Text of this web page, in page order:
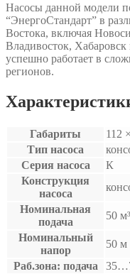
Насосы данной модели
“ЭнергоСтандарт” в
Востока, включая
Владивосток,
успешно работает в
регионов.
Габариты
112
Тип насоса
Серия насоса
К
Конструкция
насоса
Номинальная
подача
50
Номинальный
напор
50 м
Раб.зона: подача